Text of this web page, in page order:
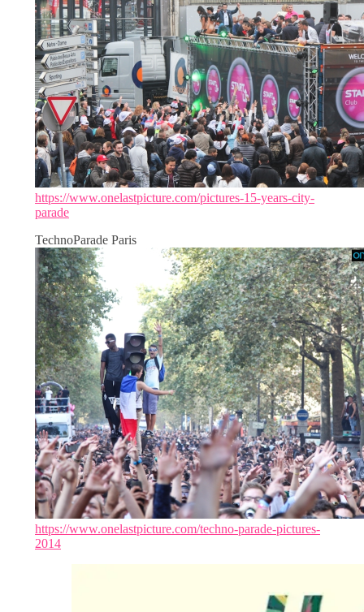
https://www.onelastpicture.com/pictures-15-years-city-
parade
TechnoParade Paris
https://www.onelastpicture.com/techno-parade-pictures-
2014